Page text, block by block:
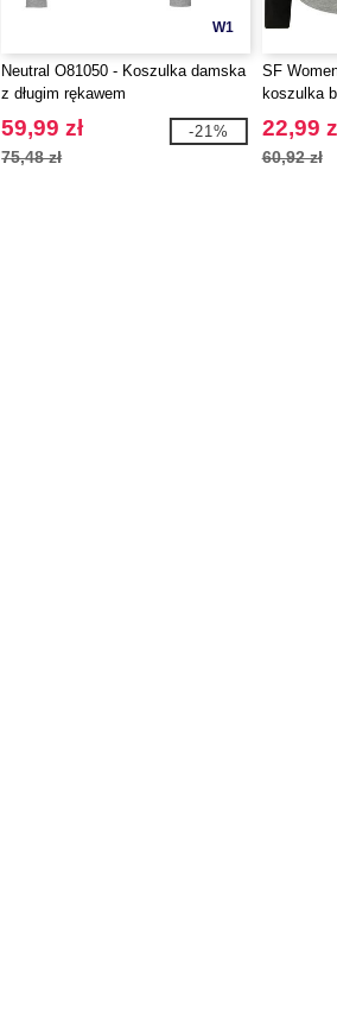
W1
Neutral O81050 - Koszulka damska
z długim rękawem
59,99 zł
75,48 zł
-21%
SF
koszulka
rękawem
22,99
60,92 zł